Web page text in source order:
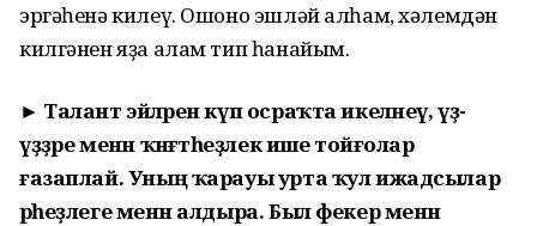
эргәһенә килеү. Ошоно эшләй алһам, хәлемдән
килгәнен яҙа алам тип һанайым.
► Талант эйәләрен күп осраҡта икеләнеү, үҙ-
үҙҙәре менән ҡәнәғәтһеҙлек ише тойғолар
ғазаплай. Уның ҡарауы урта ҡул ижадсылар
әрһеҙлеге менән алдыра. Был фекер менән